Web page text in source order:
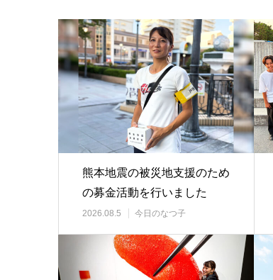
熊本地震の被災地支援のため
の募金活動を行いました
2026.08.5 今日のなつ子